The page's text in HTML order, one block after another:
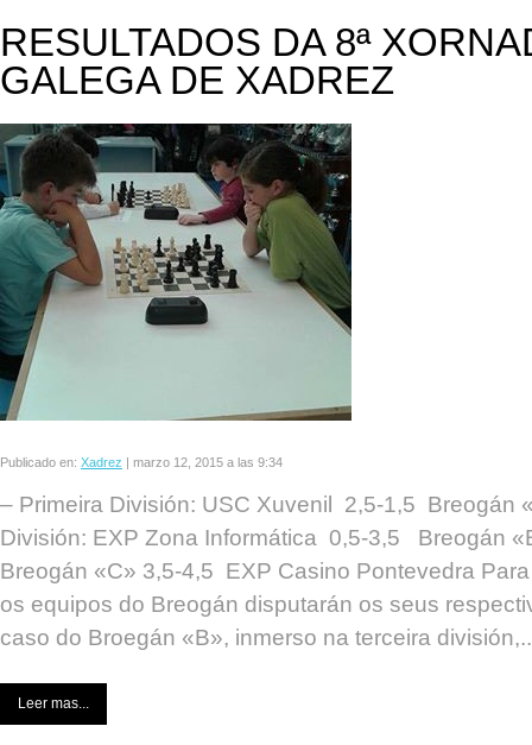
RESULTADOS DA 8ª
GALEGA DE XADREZ
Publicado en: Xadrez | marzo 12, 2015 a las 9:34
– Primeira División: USC Xuvenil 2,5-1,5 Breogán
División: EXP Zona Informática 0,5-3,5 Breogán
Breogán «C» 3,5-4,5 EXP Casino Pontevedra
os equipos do Breogán disputarán os seus
caso do Broegán «B», inmerso na terceira
Leer mas...